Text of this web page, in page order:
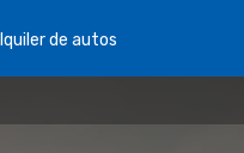
de autos